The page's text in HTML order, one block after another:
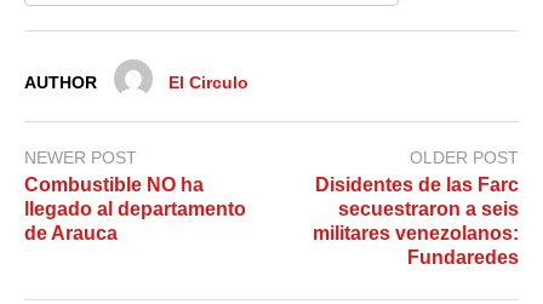
AUTHOR El Circulo
NEWER POST
Combustible NO ha
llegado al departamento
de Arauca
OLDER POST
Disidentes de las Farc
secuestraron a seis
militares venezolanos:
Fundaredes